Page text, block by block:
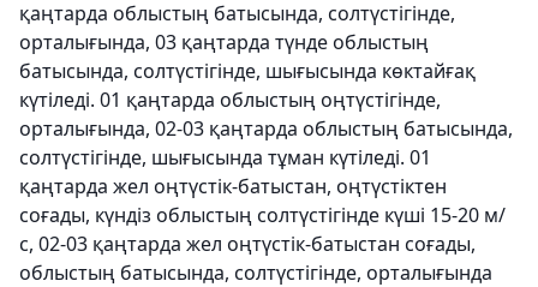
қаңтарда облыстың батысында, солтүстігінде,
орталығында, 03 қаңтарда түнде облыстың
батысында, солтүстігінде, шығысында көктайғақ
күтіледі. 01 қаңтарда облыстың оңтүстігінде,
орталығында, 02-03 қаңтарда облыстың батысында,
солтүстігінде, шығысында тұман күтіледі. 01
қаңтарда жел оңтүстік-батыстан, оңтүстіктен
соғады, күндіз облыстың солтүстігінде күші 15-20 м/
с, 02-03 қаңтарда жел оңтүстік-батыстан соғады,
облыстың батысында, солтүстігінде, орталығында